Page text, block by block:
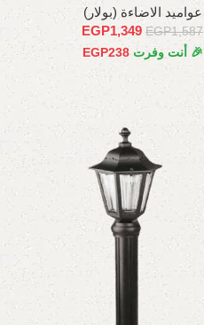
عواميد الاضاءة (بولار)
EGP1,587
EGP1,349
🎉 أنت وفرت EGP238